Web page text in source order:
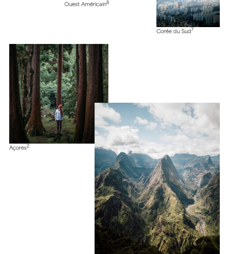
Ouest Américain8
Corée du Sud 7
Açores2